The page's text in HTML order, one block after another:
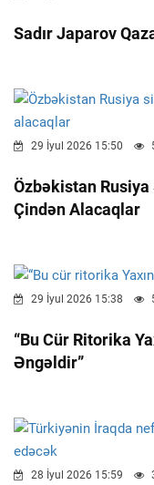
Sadır Japarov
29 İyul 2026 15:50
Özbəkistan
Çindən Alacaqlar
29 İyul 2026 15:38
“Bu Cür Ritorika
Əngəldir”
28 İyul 2026 15:59